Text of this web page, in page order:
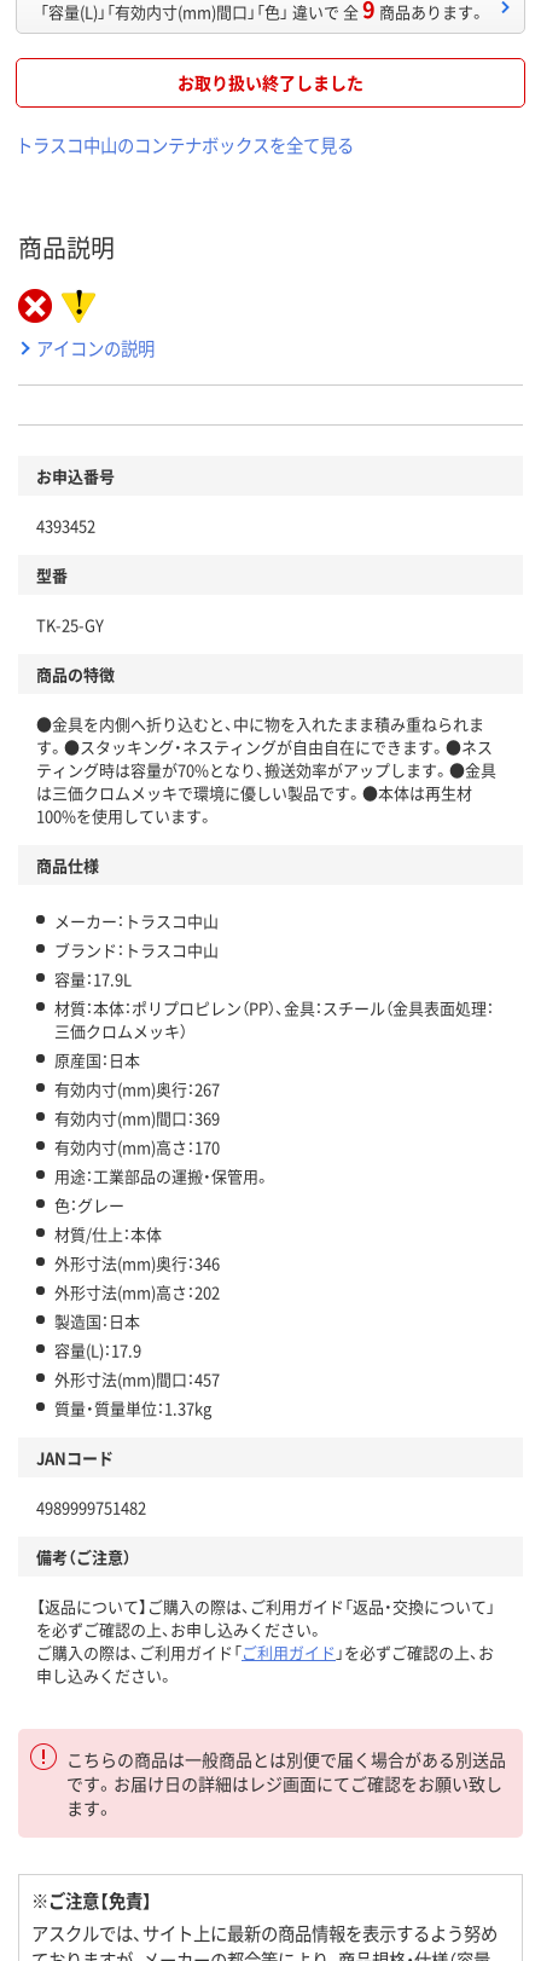
「容量(L)」「有効内寸(mm)間口」「色」 違いで 全9 商品あります。
お取り扱い終了しました
トラスコ中山のコンテナボックスを全て見る
商品説明
アイコンの説明
お申込番号
4393452
型番
TK-25-GY
商品の特徴
●金具を内側へ折り込むと、中に物を入れたまま積み重ねられま
す。●スタッキング・ネスティングが自由自在にできます。●ネス
ティング時は容量が70%となり、搬送効率がアップします。●金具
は三価クロムメッキで環境に優しい製品です。●本体は再生材
100%を使用しています。
商品仕様
メーカー：トラスコ中山
ブランド：トラスコ中山
容量：17.9L
材質：本体：ポリプロピレン（PP）、金具：スチール（金具表面処理：
三価クロムメッキ）
原産国：日本
有効内寸(mm)奥行：267
有効内寸(mm)間口：369
有効内寸(mm)高さ：170
用途：工業部品の運搬・保管用。
色：グレー
材質/仕上：本体
外形寸法(mm)奥行：346
外形寸法(mm)高さ：202
製造国：日本
容量(L)：17.9
外形寸法(mm)間口：457
質量・質量単位：1.37kg
JANコード
4989999751482
備考（ご注意）
【返品について】ご購入の際は、ご利用ガイド「返品・交換について」
を必ずご確認の上、お申し込みください。
ご購入の際は、ご利用ガイド「ご利用ガイド 」を必ずご確認の上、お
申し込みください。
こちらの商品は一般商品とは別便で届く場合がある別送品
です。お届け日の詳細はレジ画面にてご確認をお願い致し
ます。
※ご注意【免責】
アスクルでは、サイト上に最新の商品情報を表示するよう努め